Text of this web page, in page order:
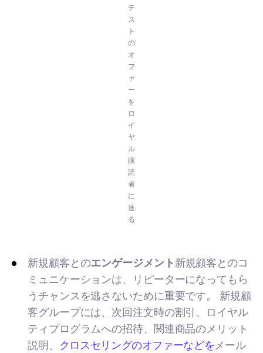
テ
ス
ト
の
オ
フ
ァ
ー
を
ロ
イ
ヤ
ル
購
読
者
に
送
る
新規顧客とのエンゲージメント新規顧客とのコ
ミュニケーションは、リピーターになってもら
うチャンスを逃さないために重要です。 新規顧
客グループには、次回注文時の割引、ロイヤル
ティプログラムへの招待、関連商品のメリット
説明、
クロスセリングのオファーなどをメール